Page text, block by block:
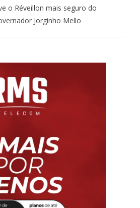
o Réveillon mais seguro do
Jorginho Mello